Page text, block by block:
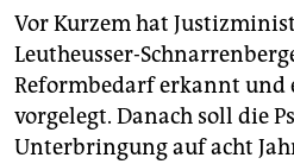
Vor Kurzem hat
Leutheusser-
Reformbedarf erkannt und
vorgelegt. Danach soll die
Unterbringung auf acht